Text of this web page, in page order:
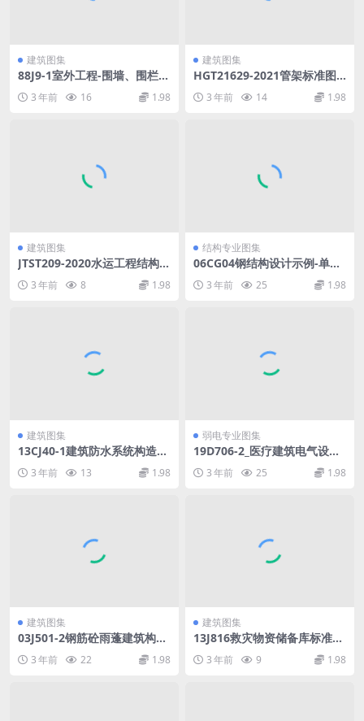
建筑图集
88J9-1室外工程-围墙、围栏.p
3 年前 16 1.98
建筑图集
HGT21629-2021管架标准图.
3 年前 14 1.98
建筑图集
JTST209-2020水运工程结构防
3 年前 8 1.98
结构专业图集
06CG04钢结构设计示例-单层
3 年前 25 1.98
建筑图集
13CJ40-1建筑防水系统构造图
3 年前 13 1.98
弱电专业图集
19D706-2_医疗建筑电气设计
3 年前 25 1.98
建筑图集
03J501-2钢筋砼雨蓬建筑构造.
3 年前 22 1.98
建筑图集
13J816救灾物资储备库标准设
3 年前 9 1.98